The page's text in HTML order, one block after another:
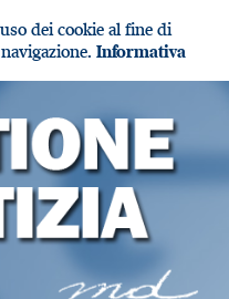
dei cookie al fine di
Informativa